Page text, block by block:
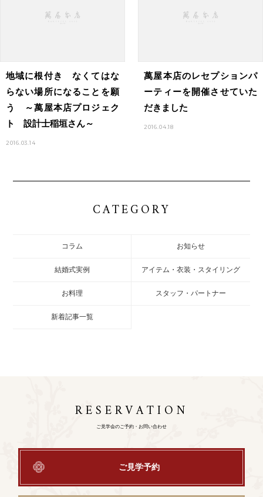
地域に根付き なくてはな
らない場所になることを願
う ～萬屋本店プロジェク
ト 設計士稲垣さん～
2016.03.14
萬屋本店のレセプションパ
ーティーを開催させていた
だきました
2016.04.18
CATEGORY
コラム お知らせ
結婚式実例 アイテム・衣装・スタイリング
お料理 スタッフ・パートナー
新着記事一覧
RESERVATION
ご見学会のご予約・お問い合わせ
ご見学予約